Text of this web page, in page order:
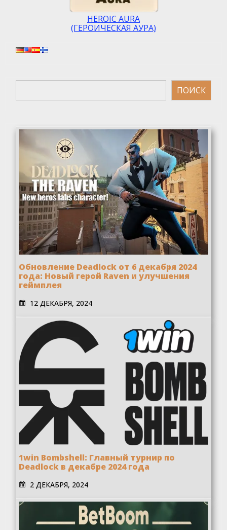
HEROIC AURA
(ГЕРОИЧЕСКАЯ АУРА)
Поиск
ПОИСК
Обновление Deadlock от 6 декабря 2024
года: Новый герой Raven и улучшения
геймплея
12 ДЕКАБРЯ, 2024
1win Bombshell: Главный турнир по
Deadlock в декабре 2024 года
2 ДЕКАБРЯ, 2024